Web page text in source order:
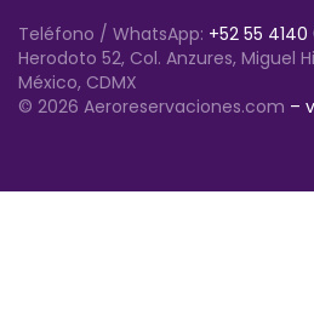
Teléfono / WhatsApp: +52 55
Herodoto 52, Col. Anzures, Miguel
México, CDMX
© 2026 Aeroreservaciones.com –